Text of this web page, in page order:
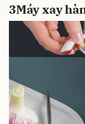
3Máy xay